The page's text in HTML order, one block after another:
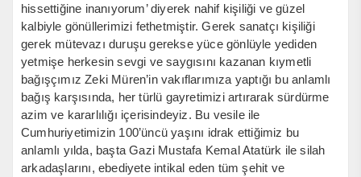
hissettiğine inanıyorum’ diyerek nahif kişiliği ve güzel
kalbiyle gönüllerimizi fethetmiştir. Gerek sanatçı kişiliği
gerek mütevazı duruşu gerekse yüce gönlüyle yediden
yetmişe herkesin sevgi ve saygısını kazanan kıymetli
bağışçımız Zeki Müren’in vakıflarımıza yaptığı bu anlamlı
bağış karşısında, her türlü gayretimizi artırarak sürdürme
azim ve kararlılığı içerisindeyiz. Bu vesile ile
Cumhuriyetimizin 100’üncü yaşını idrak ettiğimiz bu
anlamlı yılda, başta Gazi Mustafa Kemal Atatürk ile silah
arkadaşlarını, ebediyete intikal eden tüm şehit ve